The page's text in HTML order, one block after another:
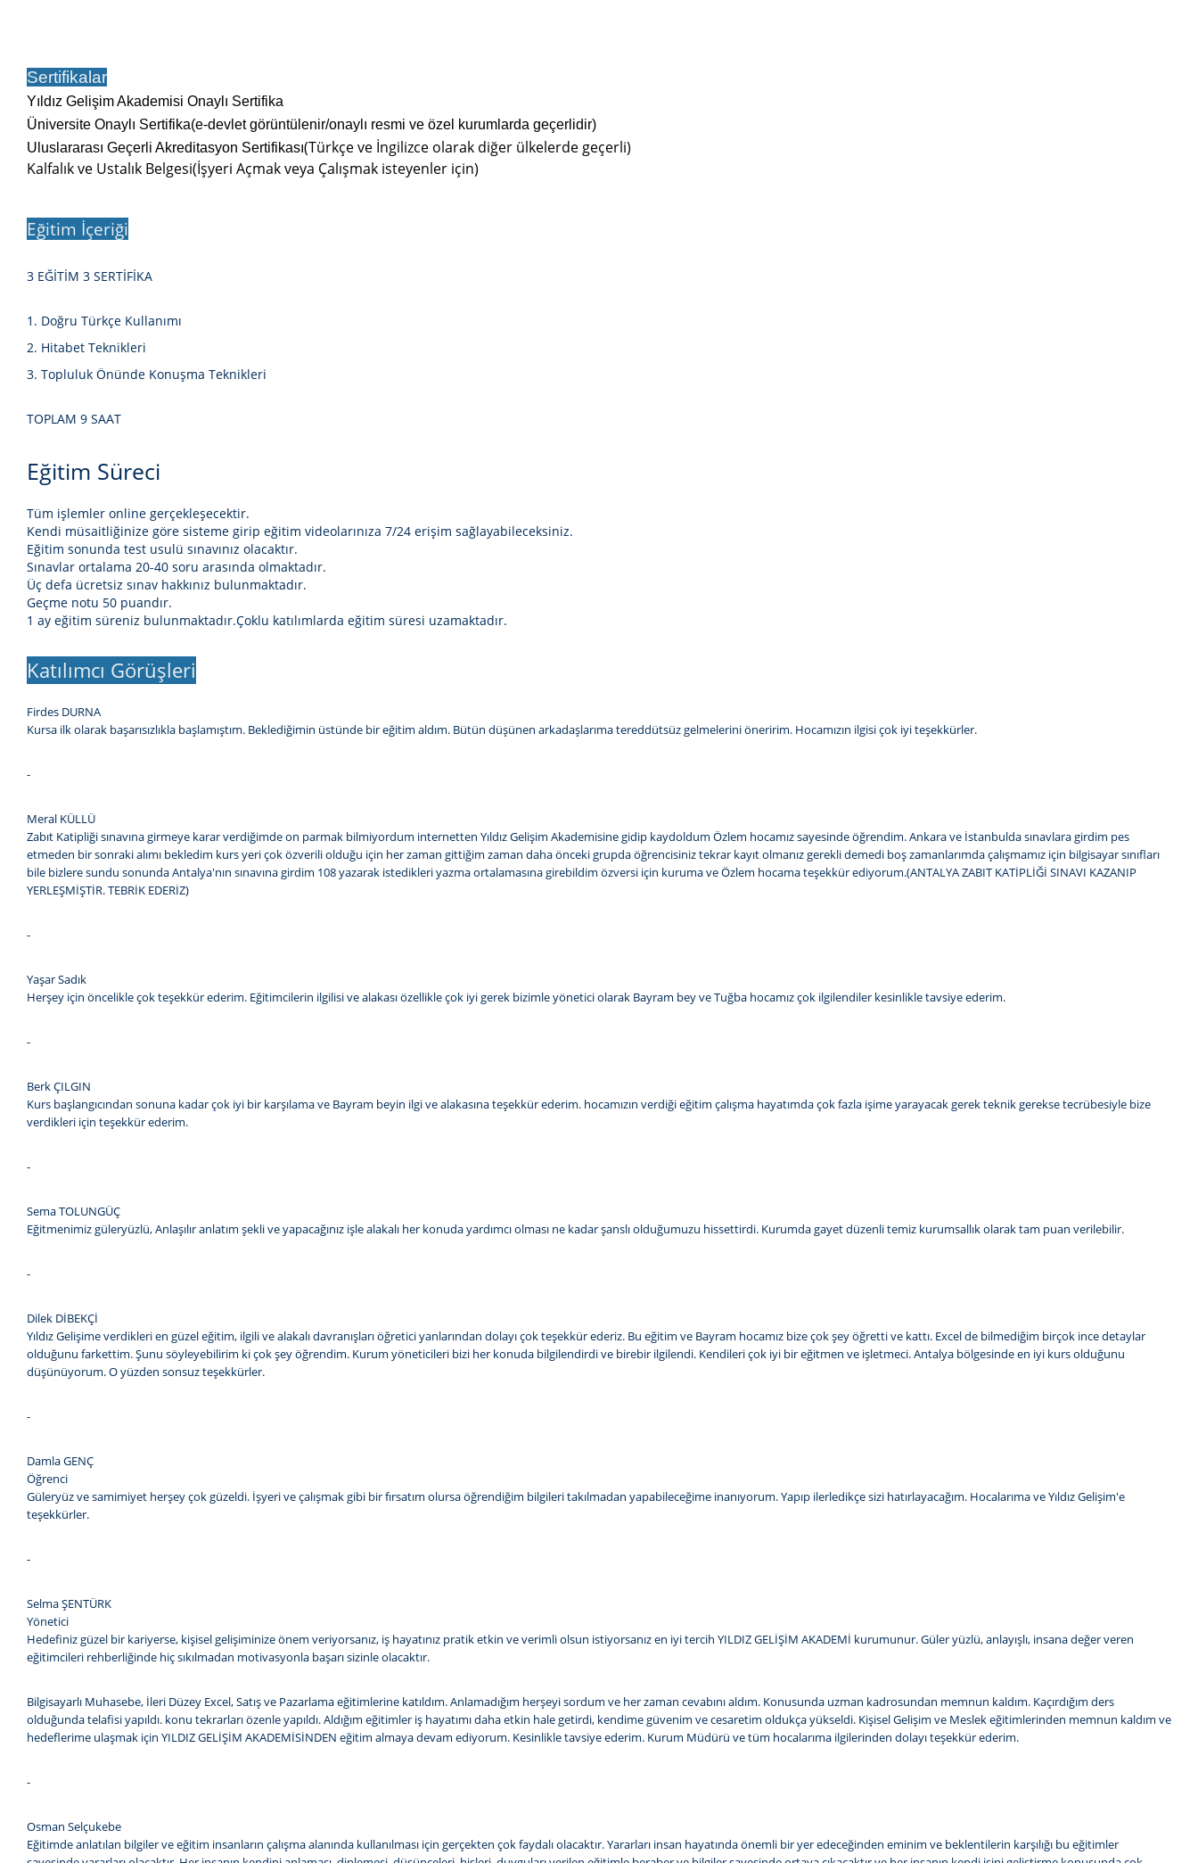
Sertifikalar
Yıldız Gelişim Akademisi Onaylı Sertifika
Üniversite Onaylı Sertifika(e-devlet görüntülenir/onaylı resmi ve özel kurumlarda geçerlidir)
Uluslararası Geçerli Akreditasyon Sertifikası(Türkçe ve İngilizce olarak diğer ülkelerde geçerli)
Kalfalık ve Ustalık Belgesi(İşyeri Açmak veya Çalışmak isteyenler için)
Eğitim İçeriği
3 EĞİTİM 3 SERTİFİKA
Doğru Türkçe Kullanımı
Hitabet Teknikleri
Topluluk Önünde Konuşma Teknikleri
TOPLAM 9 SAAT
Eğitim Süreci
Tüm işlemler online gerçekleşecektir.
Kendi müsaitliğinize göre sisteme girip eğitim videolarınıza 7/24 erişim sağlayabileceksiniz.
Eğitim sonunda test usulü sınavınız olacaktır.
Sınavlar ortalama 20-40 soru arasında olmaktadır.
Üç defa ücretsiz sınav hakkınız bulunmaktadır.
Geçme notu 50 puandır.
1 ay eğitim süreniz bulunmaktadır.Çoklu katılımlarda eğitim süresi uzamaktadır.
Katılımcı Görüşleri
Firdes DURNA
Kursa ilk olarak başarısızlıkla başlamıştım. Beklediğimin üstünde bir eğitim aldım. Bütün düşünen arkadaşlarıma tereddütsüz gelmelerini öneririm. Hocamızın ilgisi çok iyi teşekkürler.
-
Meral KÜLLÜ
Zabıt Katipliği sınavına girmeye karar verdiğimde on parmak bilmiyordum internetten Yıldız Gelişim Akademisine gidip kaydoldum Özlem hocamız sayesinde öğrendim. Ankara ve İstanbulda sınavlara girdim pes
etmeden bir sonraki alımı bekledim kurs yeri çok özverili olduğu için her zaman gittiğim zaman daha önceki grupda öğrencisiniz tekrar kayıt olmanız gerekli demedi boş zamanlarımda çalışmamız için bilgisayar sınıfları
bile bizlere sundu sonunda Antalya'nın sınavına girdim 108 yazarak istedikleri yazma ortalamasına girebildim özversi için kuruma ve Özlem hocama teşekkür ediyorum.(ANTALYA ZABIT KATİPLİĞİ SINAVI KAZANIP
YERLEŞMİŞTİR. TEBRİK EDERİZ)
-
Yaşar Sadık
Herşey için öncelikle çok teşekkür ederim. Eğitimcilerin ilgilisi ve alakası özellikle çok iyi gerek bizimle yönetici olarak Bayram bey ve Tuğba hocamız çok ilgilendiler kesinlikle tavsiye ederim.
-
Berk ÇILGIN
Kurs başlangıcından sonuna kadar çok iyi bir karşılama ve Bayram beyin ilgi ve alakasına teşekkür ederim. hocamızın verdiği eğitim çalışma hayatımda çok fazla işime yarayacak gerek teknik gerekse tecrübesiyle bize
verdikleri için teşekkür ederim.
-
Sema TOLUNGÜÇ
Eğitmenimiz güleryüzlü, Anlaşılır anlatım şekli ve yapacağınız işle alakalı her konuda yardımcı olması ne kadar şanslı olduğumuzu hissettirdi. Kurumda gayet düzenli temiz kurumsallık olarak tam puan verilebilir.
-
Dilek DİBEKÇİ
Yıldız Gelişime verdikleri en güzel eğitim, ilgili ve alakalı davranışları öğretici yanlarından dolayı çok teşekkür ederiz. Bu eğitim ve Bayram hocamız bize çok şey öğretti ve kattı. Excel de bilmediğim birçok ince detaylar
olduğunu farkettim. Şunu söyleyebilirim ki çok şey öğrendim. Kurum yöneticileri bizi her konuda bilgilendirdi ve birebir ilgilendi. Kendileri çok iyi bir eğitmen ve işletmeci. Antalya bölgesinde en iyi kurs olduğunu
düşünüyorum. O yüzden sonsuz teşekkürler.
-
Damla GENÇ
Öğrenci
Güleryüz ve samimiyet herşey çok güzeldi. İşyeri ve çalışmak gibi bir fırsatım olursa öğrendiğim bilgileri takılmadan yapabileceğime inanıyorum. Yapıp ilerledikçe sizi hatırlayacağım. Hocalarıma ve Yıldız Gelişim'e
teşekkürler.
-
Selma ŞENTÜRK
Yönetici
Hedefiniz güzel bir kariyerse, kişisel gelişiminize önem veriyorsanız, iş hayatınız pratik etkin ve verimli olsun istiyorsanız en iyi tercih YILDIZ GELİŞİM AKADEMİ kurumunur. Güler yüzlü, anlayışlı, insana değer veren
eğitimcileri rehberliğinde hiç sıkılmadan motivasyonla başarı sizinle olacaktır.
Bilgisayarlı Muhasebe, İleri Düzey Excel, Satış ve Pazarlama eğitimlerine katıldım. Anlamadığım herşeyi sordum ve her zaman cevabını aldım. Konusunda uzman kadrosundan memnun kaldım. Kaçırdığım ders
olduğunda telafisi yapıldı. konu tekrarları özenle yapıldı. Aldığım eğitimler iş hayatımı daha etkin hale getirdi, kendime güvenim ve cesaretim oldukça yükseldi. Kişisel Gelişim ve Meslek eğitimlerinden memnun kaldım ve
hedeflerime ulaşmak için YILDIZ GELİŞİM AKADEMİSİNDEN eğitim almaya devam ediyorum. Kesinlikle tavsiye ederim. Kurum Müdürü ve tüm hocalarıma ilgilerinden dolayı teşekkür ederim.
-
Osman Selçukebe
Eğitimde anlatılan bilgiler ve eğitim insanların çalışma alanında kullanılması için gerçekten çok faydalı olacaktır. Yararları insan hayatında önemli bir yer edeceğinden eminim ve beklentilerin karşılığı bu eğitimler